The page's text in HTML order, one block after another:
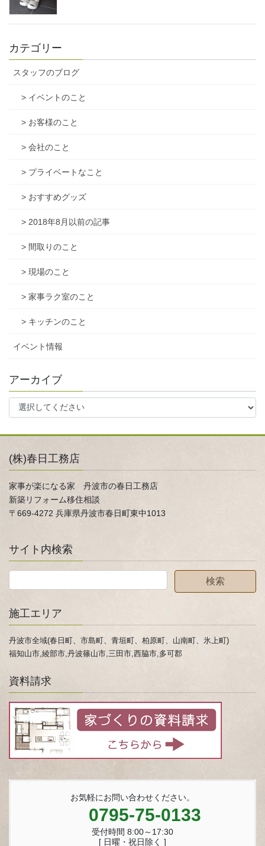
カテゴリー
スタッフのブログ
> イベントのこと
> お客様のこと
> 会社のこと
> プライベートなこと
> おすすめグッズ
> 2018年8月以前の記事
> 間取りのこと
> 現場のこと
> 家事ラク室のこと
> キッチンのこと
イベント情報
アーカイブ
(株)春日工務店
家事が楽になる家 丹波市の春日工務店
新築リフォーム移住相談
〒669-4272 兵庫県丹波市春日町東中1013
サイト内検索
施工エリア
丹波市全域(春日町、市島町、青垣町、柏原町、山南町、氷上町)
福知山市,綾部市,丹波篠山市,三田市,西脇市,多可郡
資料請求
お気軽にお問い合わせください。
0795-75-0133
受付時間 8:00～17:30
[ 日曜・祝日除く ]